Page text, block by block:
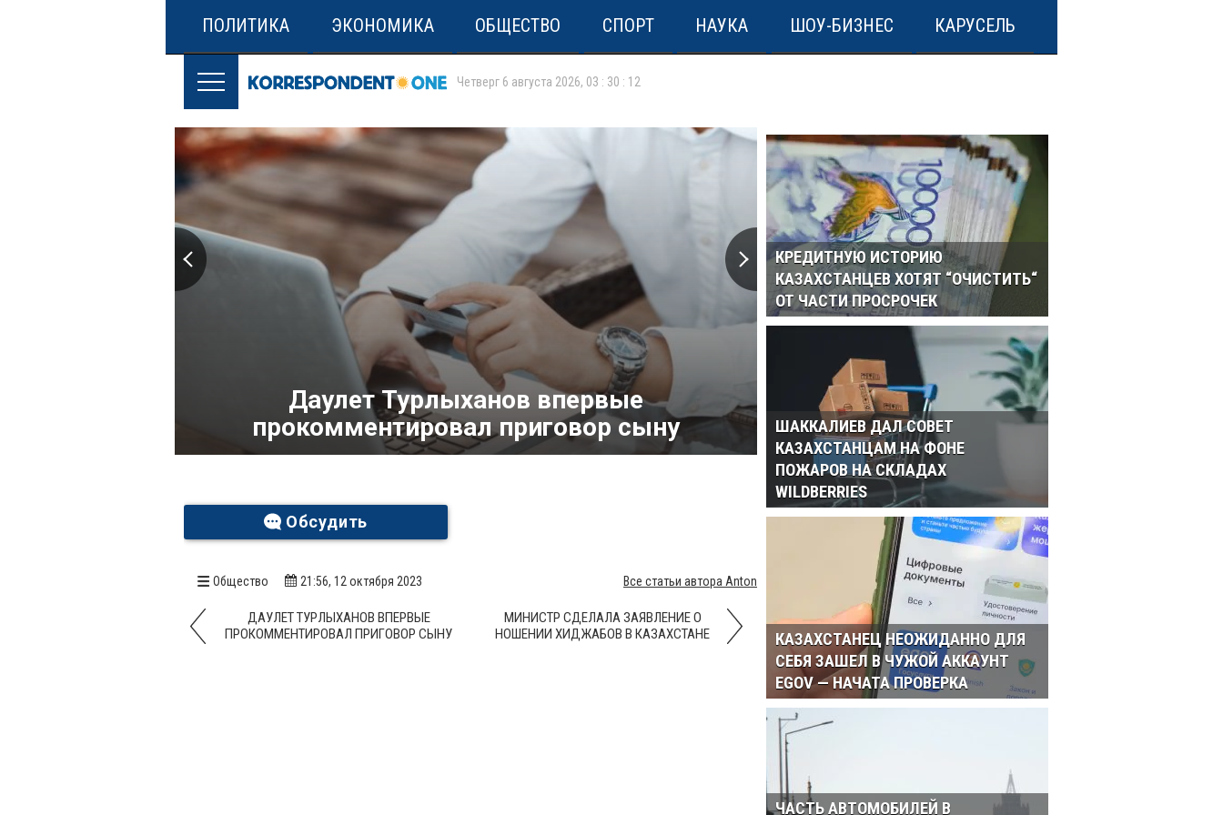
ПОЛИТИКА ЭКОНОМИКА ОБЩЕСТВО СПОРТ НАУКА ШОУ-БИЗНЕС КАРУСЕЛЬ
Четверг 6 августа 2026, 03 : 30 : 12
Даулет Турлыханов впервые
прокомментировал приговор сыну
Обсудить
Общество 21:56, 12 октября 2023 Все статьи автора Anton
ДАУЛЕТ ТУРЛЫХАНОВ ВПЕРВЫЕ
ПРОКОММЕНТИРОВАЛ ПРИГОВОР СЫНУ
МИНИСТР СДЕЛАЛА ЗАЯВЛЕНИЕ О
НОШЕНИИ ХИДЖАБОВ В КАЗАХСТАНЕ
КРЕДИТНУЮ ИСТОРИЮ
КАЗАХСТАНЦЕВ ХОТЯТ “ОЧИСТИТЬ“
ОТ ЧАСТИ ПРОСРОЧЕК
ШАККАЛИЕВ ДАЛ СОВЕТ
КАЗАХСТАНЦАМ НА ФОНЕ
ПОЖАРОВ НА СКЛАДАХ
WILDBERRIES
КАЗАХСТАНЕЦ НЕОЖИДАННО ДЛЯ
СЕБЯ ЗАШЕЛ В ЧУЖОЙ АККАУНТ
EGOV — НАЧАТА ПРОВЕРКА
ЧАСТЬ АВТОМОБИЛЕЙ В